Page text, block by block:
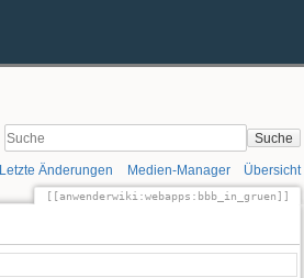
Suche
Letzte Änderungen Medien-Manager Übersicht
[[anwenderwiki:webapps:bbb_in_gruen]]